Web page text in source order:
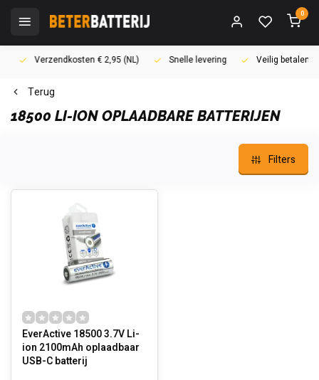
0
Verzendkosten € 2,95 (NL) Snelle levering Veilig betalen
Terug
18500 LI-ION OPLAADBARE BATTERIJEN
Filters
EverActive 18500 3.7V Li-
ion 2100mAh oplaadbaar
USB-C batterij